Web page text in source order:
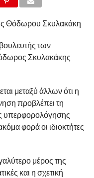
Θόδωρου Σκυλακάκη
των
Σκυλακάκης
μεταξύ άλλων ότι η
προβλέπει τη
υπερφορολόγησης
φορά οι ιδιοκτήτες
μέρος της
και η σχετική